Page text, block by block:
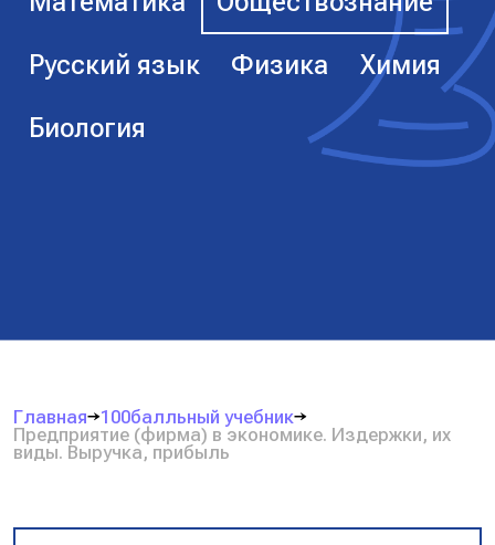
Русский язык Физика Химия
Биология
Главная
100балльный учебник
Предприятие (фирма) в экономике. Издержки, их
виды. Выручка, прибыль